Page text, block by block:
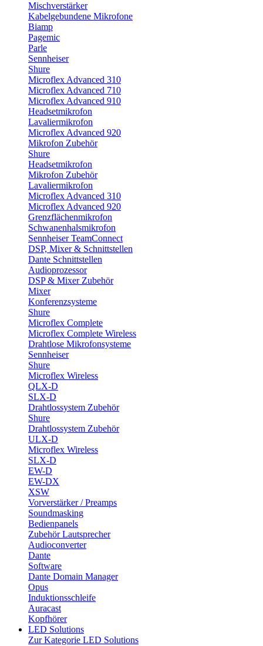
Mischverstärker
Kabelgebundene Mikrofone
Biamp
Pagemic
Parle
Sennheiser
Shure
Microflex Advanced 310
Microflex Advanced 710
Microflex Advanced 910
Headsetmikrofon
Lavaliermikrofon
Microflex Advanced 920
Mikrofon Zubehör
Shure
Headsetmikrofon
Mikrofon Zubehör
Lavaliermikrofon
Microflex Advanced 310
Microflex Advanced 920
Grenzflächenmikrofon
Schwanenhalsmikrofon
Sennheiser TeamConnect
DSP, Mixer & Schnittstellen
Dante Schnittstellen
Audioprozessor
DSP & Mixer Zubehör
Mixer
Konferenzsysteme
Shure
Microflex Complete
Microflex Complete Wireless
Drahtlose Mikrofonsysteme
Sennheiser
Shure
Microflex Wireless
QLX-D
SLX-D
Drahtlossystem Zubehör
Shure
Drahtlossystem Zubehör
ULX-D
Microflex Wireless
SLX-D
EW-D
EW-DX
XSW
Vorverstärker / Preamps
Soundmasking
Bedienpanels
Zubehör Lautsprecher
Audioconverter
Dante
Software
Dante Domain Manager
Opus
Induktionsschleife
Auracast
Kopfhörer
LED Solutions
Zur Kategorie LED Solutions